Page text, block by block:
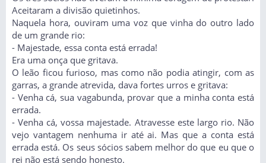
Aceitaram a divisão quietinhos.
Naquela hora, ouviram uma voz que vinha do outro lado
de um grande rio:
- Majestade, essa conta está errada!
Era uma onça que gritava.
O leão ficou furioso, mas como não podia atingir, com as
garras, a grande atrevida, dava fortes urros e gritava:
- Venha cá, sua vagabunda, provar que a minha conta está
errada.
- Venha cá, vossa majestade. Atravesse este largo rio. Não
vejo vantagem nenhuma ir até ai. Mas que a conta está
errada está. Os seus sócios sabem melhor do que eu que o
rei não está sendo honesto.